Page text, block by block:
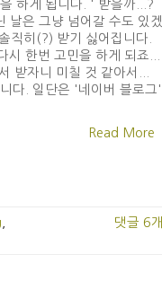
하게 됩니다. ' 받을까...?
날은 그냥 넘어갈 수도 있겠
직히(?) 받기 싫어집니다.
한번 고민을 하게 되죠...
받자니 미칠 것 같아서...
다. 일단은 '네이버 블로그'
Read More
댓글 6개